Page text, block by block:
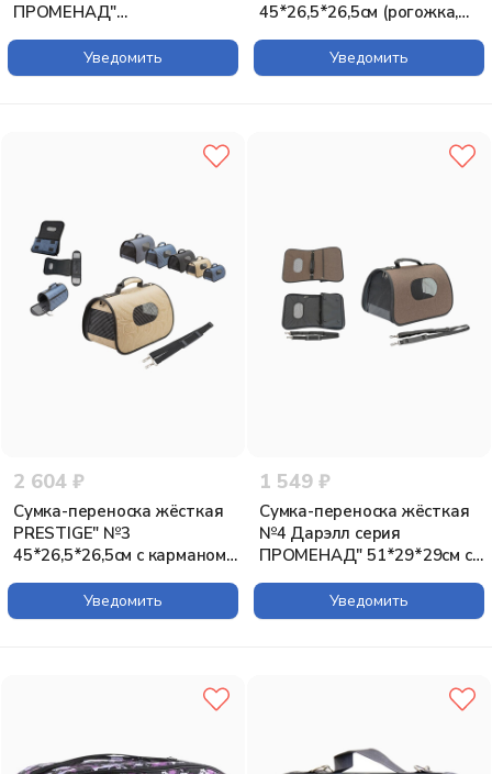
ПРОМЕНАД"
45*26,5*26,5см с карманом
(рогожка, пластик)
коричневая
Уведомить
45*26,5*26,5см (рогожка,
пластик) коричневая"
Уведомить
2 604 ₽
Сумка-переноска жёсткая
PRESTIGE" №3
45*26,5*26,5см с карманом
(нейлон Жаккард, пластик)
Уведомить
1 549 ₽
Сумка-переноска жёсткая
№4 Дарэлл серия
ПРОМЕНАД" 51*29*29см с
карманом (рогожка,
пластик) коричневая
Уведомить